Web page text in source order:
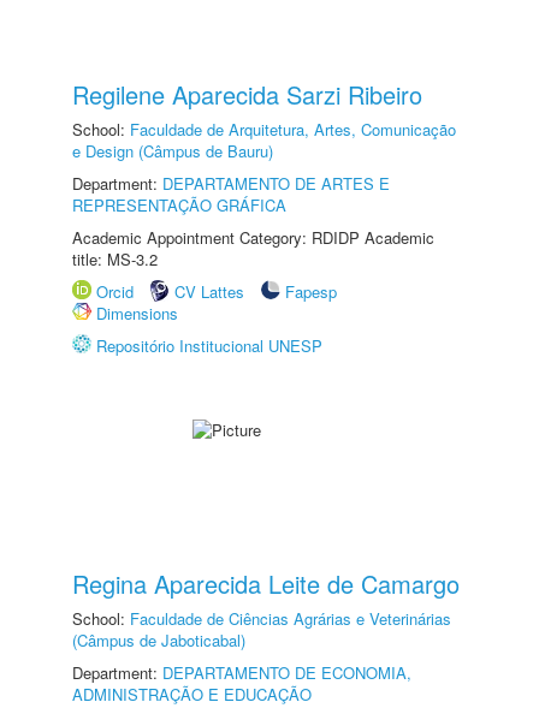
Regilene Aparecida Sarzi Ribeiro
School: Faculdade de Arquitetura, Artes, Comunicação
e Design (Câmpus de Bauru)
Department: DEPARTAMENTO DE ARTES E
REPRESENTAÇÃO GRÁFICA
Academic Appointment Category: RDIDP Academic
title: MS-3.2
Orcid
CV Lattes
Fapesp
Dimensions
Repositório Institucional UNESP
Regina Aparecida Leite de Camargo
School: Faculdade de Ciências Agrárias e Veterinárias
(Câmpus de Jaboticabal)
Department: DEPARTAMENTO DE ECONOMIA,
ADMINISTRAÇÃO E EDUCAÇÃO